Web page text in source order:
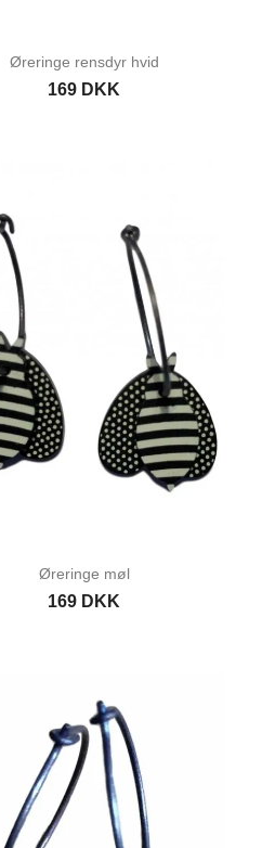
Øreringe rensdyr hvid
169 DKK
Øreringe møl
169 DKK